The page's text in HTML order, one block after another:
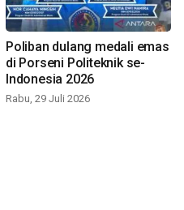
Poliban dulang medali emas
di Porseni Politeknik se-
Indonesia 2026
Rabu, 29 Juli 2026